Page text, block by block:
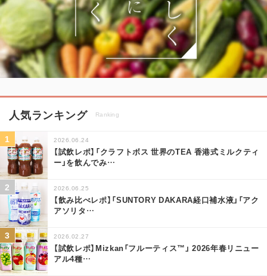
人気ランキング Ranking
2026.06.24
【試飲レポ】「クラフトボス 世界のTEA 香港式ミルクティ
ー」を飲んでみ…
2026.06.25
【飲み比べレポ】「SUNTORY DAKARA経口補水液」「アク
アソリタ…
2026.02.27
【試飲レポ】Mizkan「フルーティス™」 2026年春リニュー
アル4種…